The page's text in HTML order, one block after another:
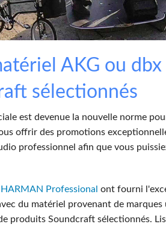
UI 24 Software Demo
UI 24 Software Demo
AKG ou
sélectionnés
est devenue la nouvelle norme
offrir des promotions
professionnel afin que vous
HARMAN Professional ont fourni
du matériel provenant de marques
produits Soundcraft sélectionnés.